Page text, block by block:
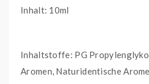
Inhalt: 10ml
Inhaltstoffe: PG
Aromen, Naturidentische